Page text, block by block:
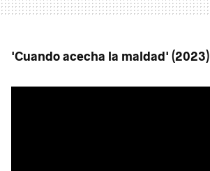
'Cuando acecha la maldad' (2023)